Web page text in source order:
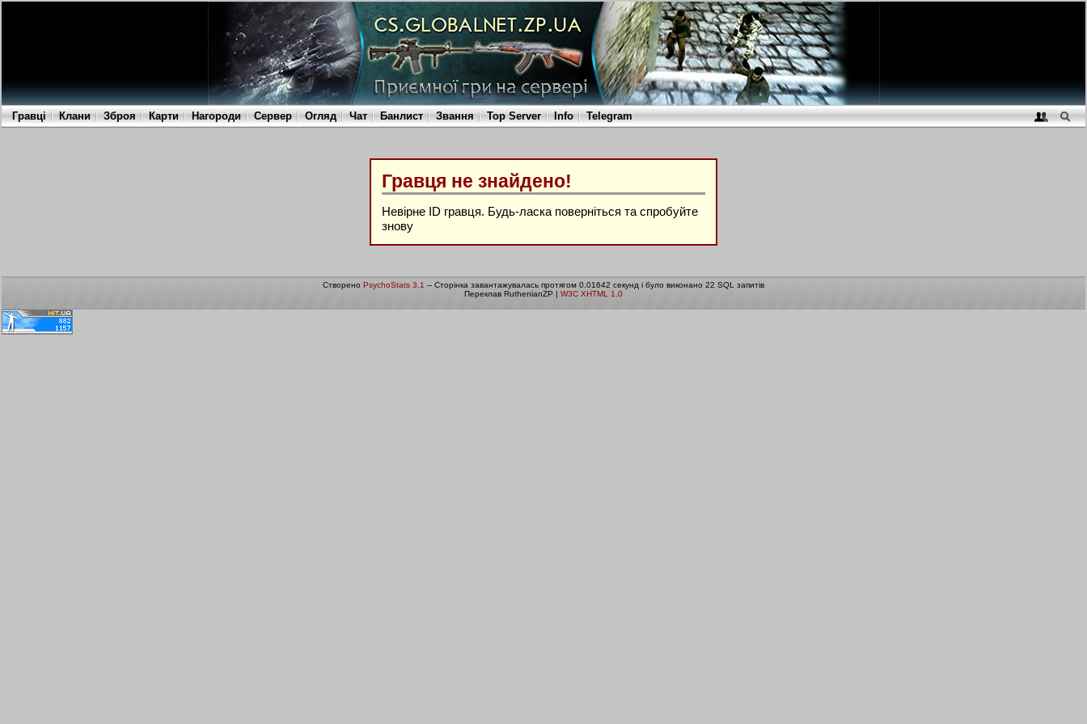
Гравці Клани Зброя Карти Нагороди Сервер Огляд Чат Банлист Звання Top Server Info Telegram
Гравця не знайдено!
Невірне ID гравця. Будь-ласка поверніться та спробуйте
знову
Створено PsychoStats 3.1 -- Сторінка завантажувалась протягом 0.01642 секунд і було виконано 22 SQL запитів
Переклав RuthenianZP | W3C XHTML 1.0